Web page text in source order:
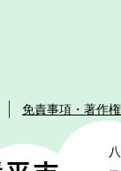
免責事項・著作